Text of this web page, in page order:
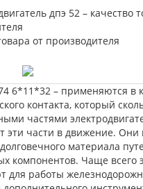
от производителя
6*11*32 – применяются в
контакта, который
частями
эти части в движение. Они
материала
компонентов. Чаще всего
для работы